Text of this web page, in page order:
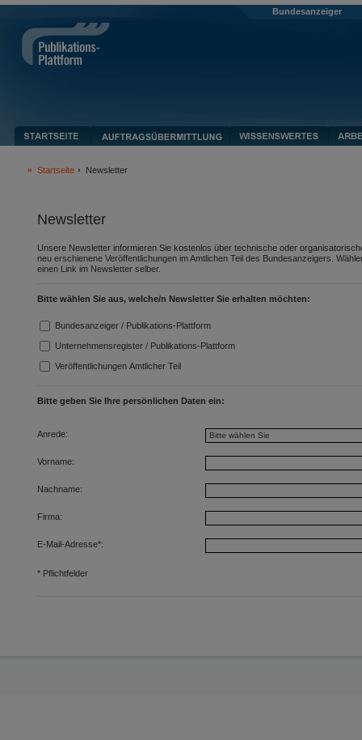
Bundesanzeiger
Startseite Newsletter
Newsletter
Unsere Newsletter informieren Sie kostenlos über technische oder
neu erschienene Veröffentlichungen im Amtlichen Teil des Bundesanzeigers.
einen Link im Newsletter selber.
Bitte wählen Sie aus, welche/n Newsletter Sie erhalten möchten:
Bundesanzeiger / Publikations-Plattform
Unternehmensregister / Publikations-Plattform
Veröffentlichungen Amtlicher Teil
Bitte geben Sie Ihre persönlichen Daten ein:
Anrede:
Vorname:
Nachname:
Firma:
E-Mail-Adresse*:
* Pflichtfelder